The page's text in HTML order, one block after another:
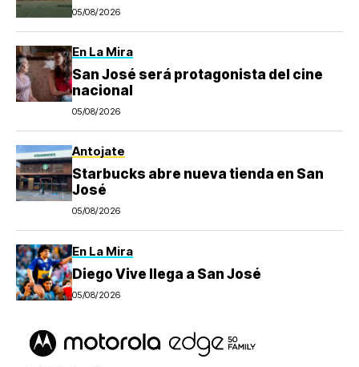
05/08/2026
En La Mira
San José será protagonista del cine
nacional
05/08/2026
Antojate
Starbucks abre nueva tienda en San
José
05/08/2026
En La Mira
Diego Vive llega a San José
05/08/2026